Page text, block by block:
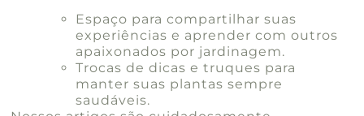
Espaço para compartilhar suas
experiências e aprender com outros
apaixonados por jardinagem.
Trocas de dicas e truques para
manter suas plantas sempre
saudáveis.